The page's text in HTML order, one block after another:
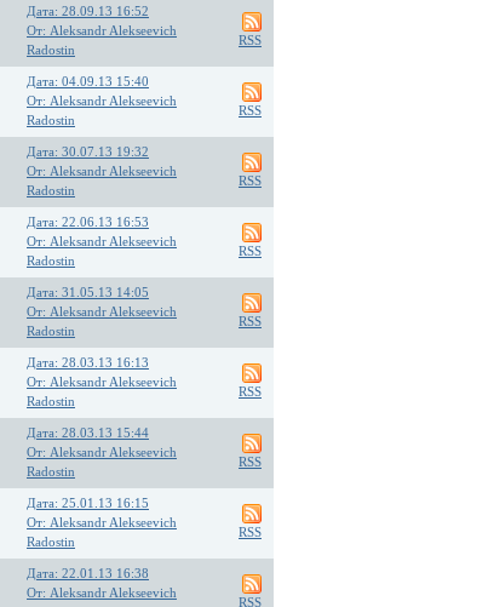
Дата: 28.09.13 16:52
От: Aleksandr Alekseevich
Radostin
RSS
Дата: 04.09.13 15:40
От: Aleksandr Alekseevich
Radostin
RSS
Дата: 30.07.13 19:32
От: Aleksandr Alekseevich
Radostin
RSS
Дата: 22.06.13 16:53
От: Aleksandr Alekseevich
Radostin
RSS
Дата: 31.05.13 14:05
От: Aleksandr Alekseevich
Radostin
RSS
Дата: 28.03.13 16:13
От: Aleksandr Alekseevich
Radostin
RSS
Дата: 28.03.13 15:44
От: Aleksandr Alekseevich
Radostin
RSS
Дата: 25.01.13 16:15
От: Aleksandr Alekseevich
Radostin
RSS
Дата: 22.01.13 16:38
От: Aleksandr Alekseevich
RSS